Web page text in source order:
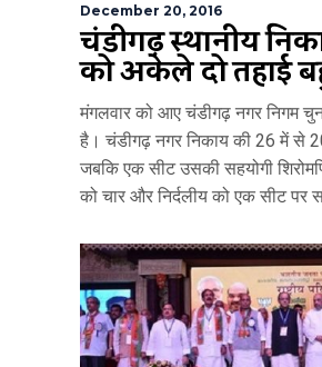
December 20, 2016
चंडीगढ़ स्थानीय
को अकेले दो तिहाई
मंगलवार को आए चंडीगढ़ नगर निगम
है। चंडीगढ़ नगर निकाय की 26 में से 20
जबकि एक सीट उसकी सहयोगी
को चार और निर्दलीय को एक सीट पर